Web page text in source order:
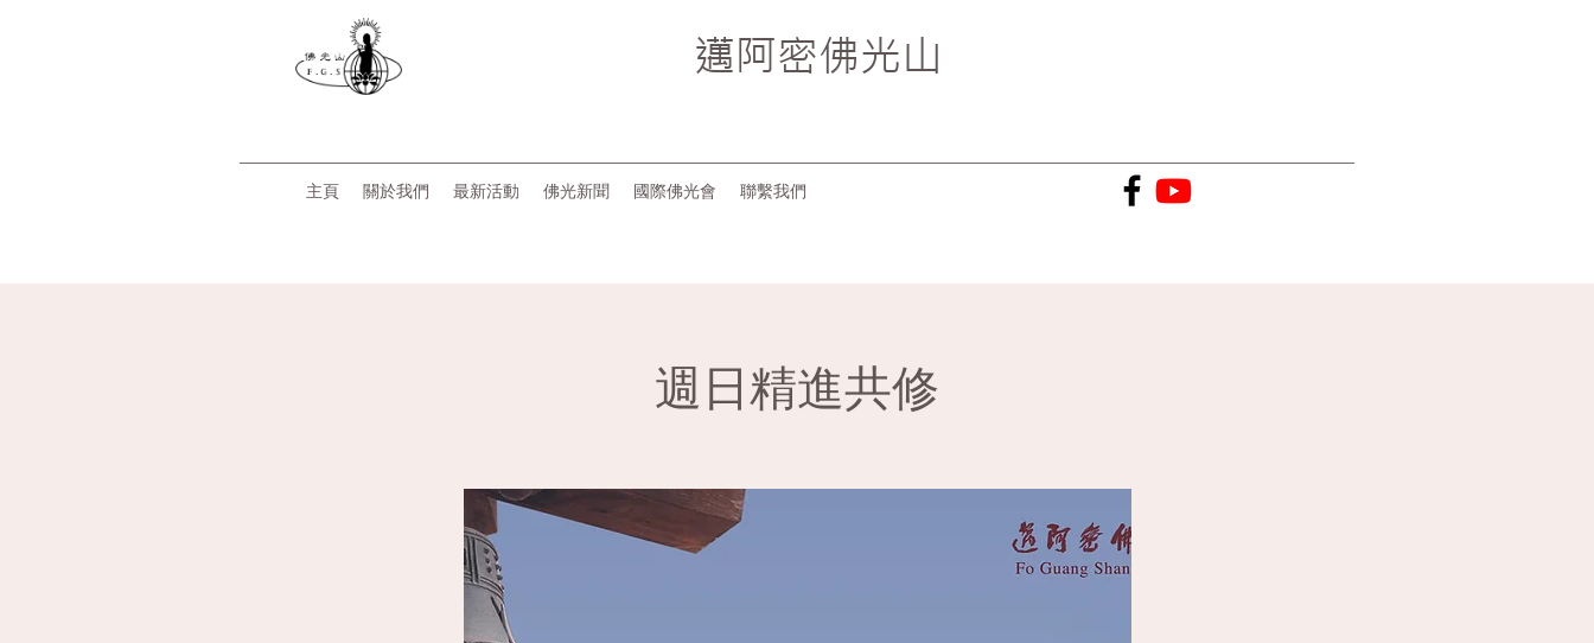
邁阿密佛光山
主頁 關於我們 最新活動 佛光新聞 國際佛光會 聯繫我們
週日精進共修